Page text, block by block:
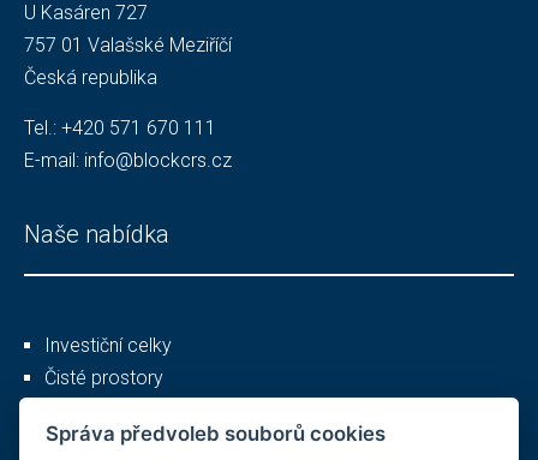
U Kasáren 727
757 01 Valašské Meziříčí
Česká republika
Tel.: +420 571 670 111
E-mail: info@blockcrs.cz
Naše nabídka
Investiční celky
Čisté prostory
Správa předvoleb souborů cookies